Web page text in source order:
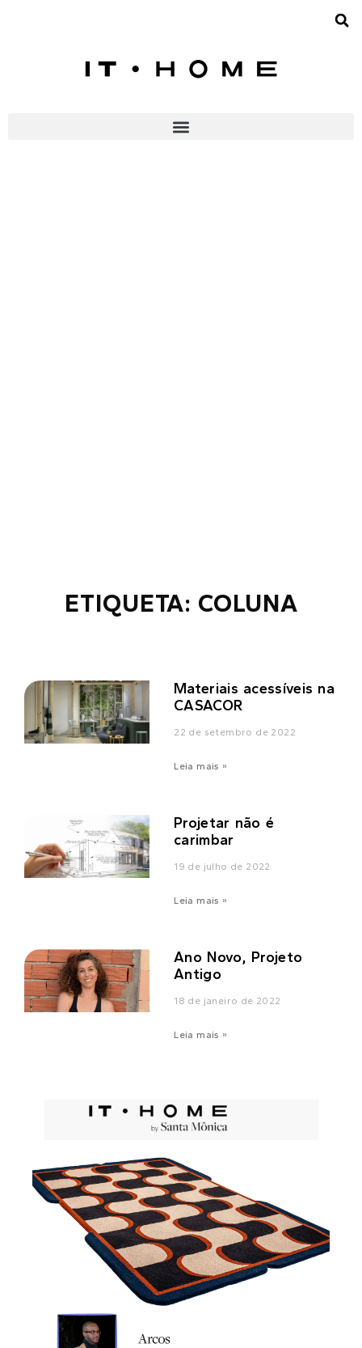
ETIQUETA: COLUNA
Materiais acessíveis na
CASACOR
22 de setembro de 2022
Leia mais »
Projetar não é
carimbar
19 de julho de 2022
Leia mais »
Ano Novo, Projeto
Antigo
18 de janeiro de 2022
Leia mais »